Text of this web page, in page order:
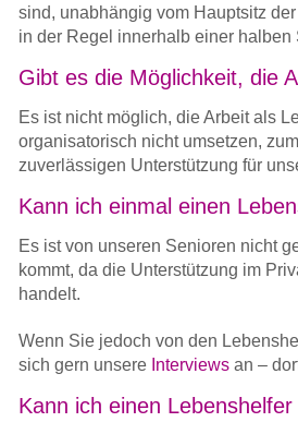
sind, unabhängig vom Hauptsitz
in der Regel innerhalb einer halben
Gibt es die Möglichkeit, die
Es ist nicht möglich, die Arbeit als
organisatorisch nicht umsetzen,
zuverlässigen Unterstützung für
Kann ich einmal einen
Es ist von unseren Senioren nicht
kommt, da die Unterstützung im
handelt.
Wenn Sie jedoch von den
sich gern unsere Interviews an –
Kann ich einen